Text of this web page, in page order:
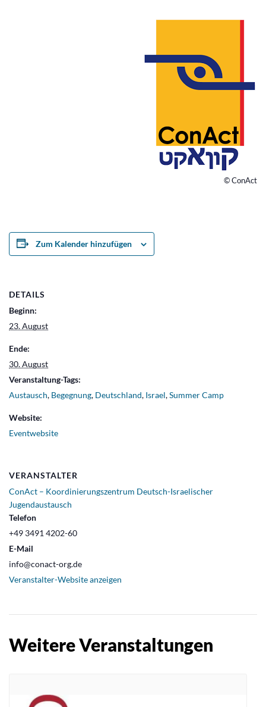
© ConAct
Zum Kalender hinzufügen
DETAILS
Beginn:
23. August
Ende:
30. August
Veranstaltung-Tags:
Austausch, Begegnung, Deutschland, Israel,Summer Camp
Website:
Eventwebsite
VERANSTALTER
ConAct – Koordinierungszentrum Deutsch-Israelischer
Jugendaustausch
Telefon
+49 3491 4202-60
E-Mail
info@conact-org.de
Veranstalter-Website anzeigen
Weitere Veranstaltungen